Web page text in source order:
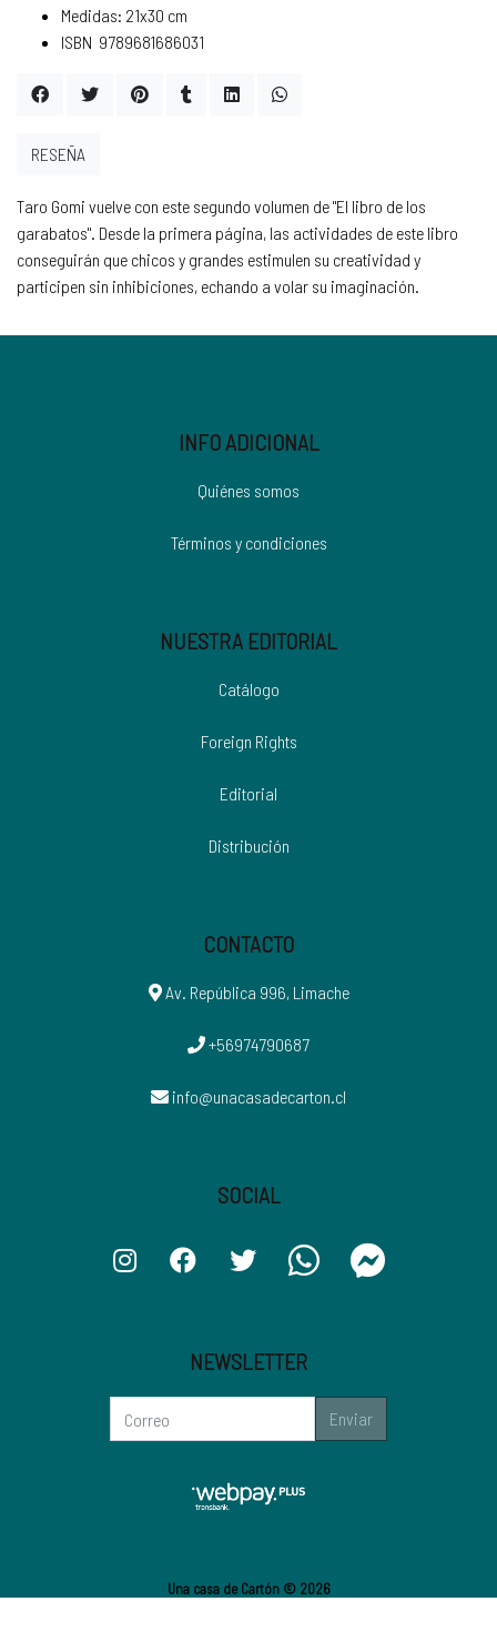
Medidas: 21x30 cm
ISBN 9789681686031
Taro Gomi vuelve con este segundo volumen de "El libro de los
garabatos". Desde la primera página, las actividades de este libro
conseguirán que chicos y grandes estimulen su creatividad y
participen sin inhibiciones, echando a volar su imaginación.
RESEÑA
INFO ADICIONAL
Quiénes somos
Términos y condiciones
NUESTRA EDITORIAL
Catálogo
Foreign Rights
Editorial
Distribución
CONTACTO
Av. República 996, Limache
+56974790687
info@unacasadecarton.cl
SOCIAL
NEWSLETTER
Enviar
Una casa de Cartón © 2026